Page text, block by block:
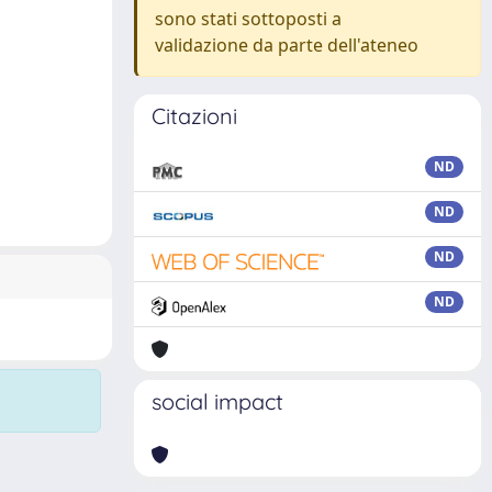
sono stati sottoposti a
validazione da parte dell'ateneo
Citazioni
ND
ND
ND
ND
social impact